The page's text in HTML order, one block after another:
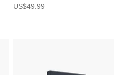
Preço de promoção
US$49.99